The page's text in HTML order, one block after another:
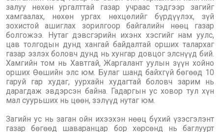
залуу нөхөн ургалттай газар учраас тэдгээр загийг
хамгаалах, нөхөн ургах нөхцөлийг бүрдүүлэх, зүй
зохистой ашиглах зорилгоор байгалийн нөөц газар
болгожээ. Нутаг дэвсгэрийн ихэнх хэсгийг нам уулс,
цав толгодын дунд хангай байдалтай орших талархаг
газар эзлэх боловч дунд нь хунгар довцог элснүүд бий.
Хамгийн том нь Хавтгай, Жаргалант уулын зүүн хойно
орших Өөшийн элс юм. Булаг шанд байхгүй бөгөөд 10
гаруй гар худаг, уурхайн худагтай боловч зарим нь
дарагдаж эвдэрсэн байна. Гадаргын ус ховор тул хүн
мал суурьших нь цөөн, зэлүүд нутаг юм.
Загийн ус нь заган ойн ихээхэн нөөц бүхий үзэсгэлэнт
газар бөгөөд шаваранцар бор хөрсөнд нь баглуурт